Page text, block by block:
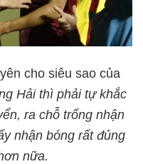
cho siêu sao của
Hải thì phải tự khắc
ra chỗ trống nhận
nhận bóng rất đủng
nữa.